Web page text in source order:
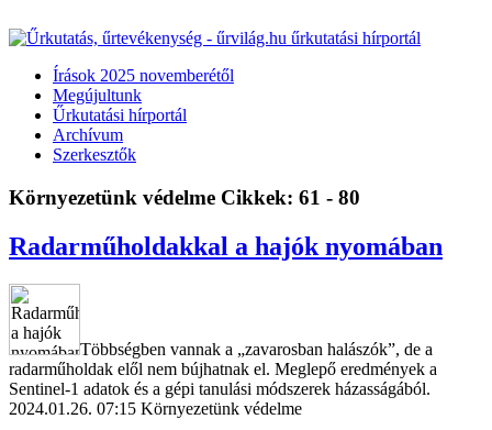
Írások 2025 novemberétől
Megújultunk
Űrkutatási hírportál
Archívum
Szerkesztők
Környezetünk védelme Cikkek: 61 - 80
Radarműholdakkal a hajók nyomában
Többségben vannak a „zavarosban halászók”, de a
radarműholdak elől nem bújhatnak el. Meglepő eredmények a
Sentinel-1 adatok és a gépi tanulási módszerek házasságából.
2024.01.26. 07:15 Környezetünk védelme